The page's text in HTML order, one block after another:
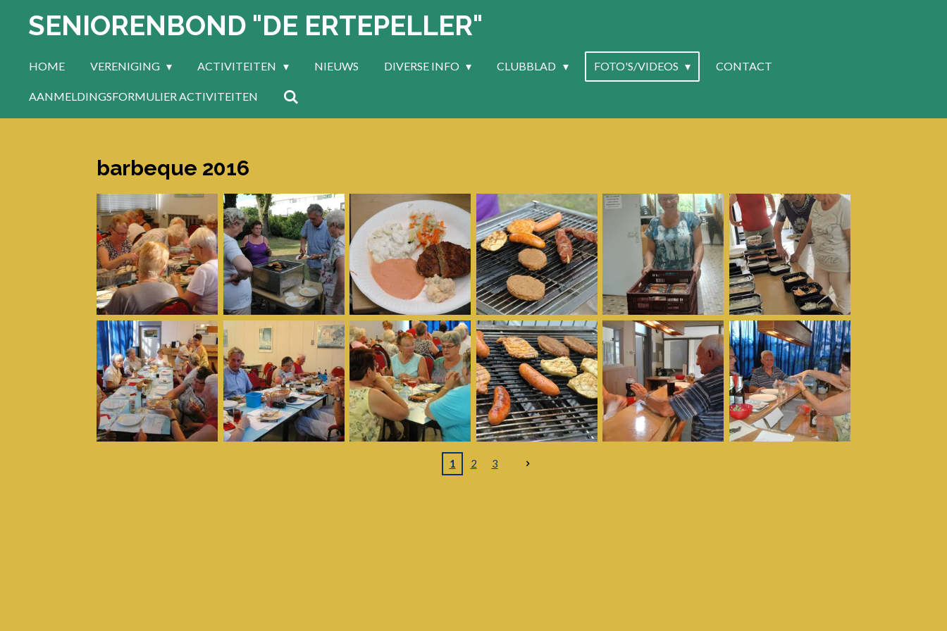
direct
hoofdinhoud
SENIORENBOND "DE ERTEPELLER"
HOME VERENIGING ACTIVITEITEN NIEUWS DIVERSE INFO CLUBBLAD FOTO'S/VIDEOS CONTACT
AANMELDINGSFORMULIER ACTIVITEITEN
barbeque 2016
1 2 3